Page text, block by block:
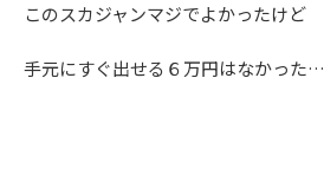
このスカジャンマジでよかったけど
手元にすぐ出せる６万円はなかった…